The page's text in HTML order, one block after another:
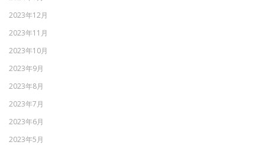
2023年12月
2023年11月
2023年10月
2023年9月
2023年8月
2023年7月
2023年6月
2023年5月